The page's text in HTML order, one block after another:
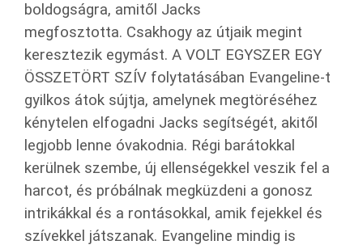
boldogságra, amitől Jacks
megfosztotta. Csakhogy az útjaik megint
keresztezik egymást. A VOLT EGYSZER EGY
ÖSSZETÖRT SZÍV folytatásában Evangeline-t
gyilkos átok sújtja, amelynek megtöréséhez
kénytelen elfogadni Jacks segítségét, akitől
legjobb lenne óvakodnia. Régi barátokkal
kerülnek szembe, új ellenségekkel veszik fel a
harcot, és próbálnak megküzdeni a gonosz
intrikákkal és a rontásokkal, amik fejekkel és
szívekkel játszanak. Evangeline mindig is